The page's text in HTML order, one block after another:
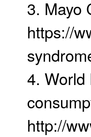
3. Mayo
https://
4.
http://